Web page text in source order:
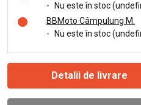
-
Nu este în stoc
BBMoto Câmpulung M.
-
Nu este în stoc
Detalii de livrare